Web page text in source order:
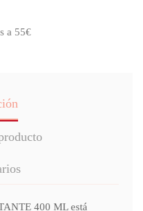
a 55€
400 ML está